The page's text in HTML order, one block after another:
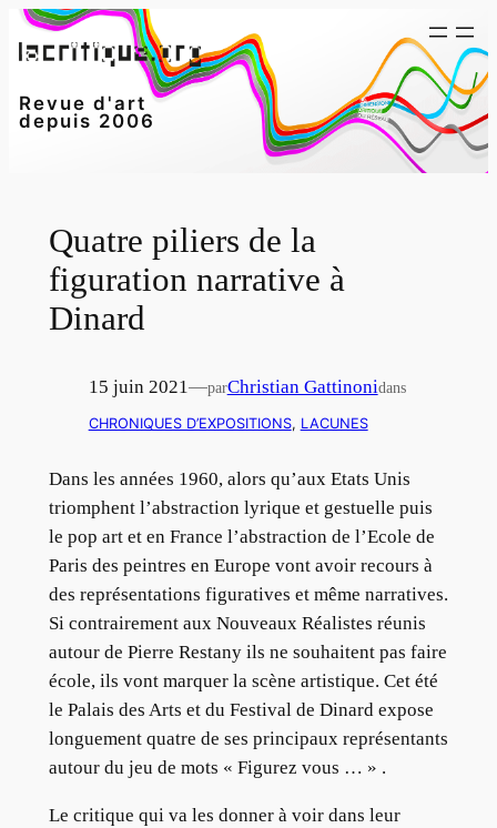
Aller
au
Revue d'art
depuis 2006
Quatre piliers de la
figuration narrative à
Dinard
15 juin 2021—parChristian Gattinonidans
CHRONIQUES D’EXPOSITIONS, LACUNES
Dans les années 1960, alors qu’aux Etats Unis
triomphent l’abstraction lyrique et gestuelle puis
le pop art et en France l’abstraction de l’Ecole de
Paris des peintres en Europe vont avoir recours à
des représentations figuratives et même narratives.
Si contrairement aux Nouveaux Réalistes réunis
autour de Pierre Restany ils ne souhaitent pas faire
école, ils vont marquer la scène artistique. Cet été
le Palais des Arts et du Festival de Dinard expose
longuement quatre de ses principaux représentants
autour du jeu de mots « Figurez vous … » .
Le critique qui va les donner à voir dans leur